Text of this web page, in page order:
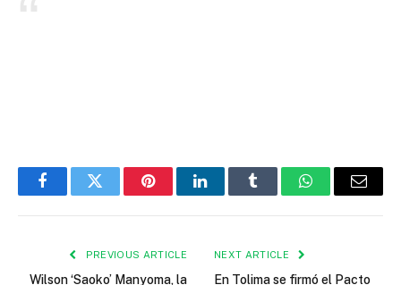
FacebookTwitter PinterestLinkedInTumblr WhatsAppEmail
PREVIOUS ARTICLE
Wilson ‘Saoko’ Manyoma, la
NEXT ARTICLE
En Tolima se firmó el Pacto